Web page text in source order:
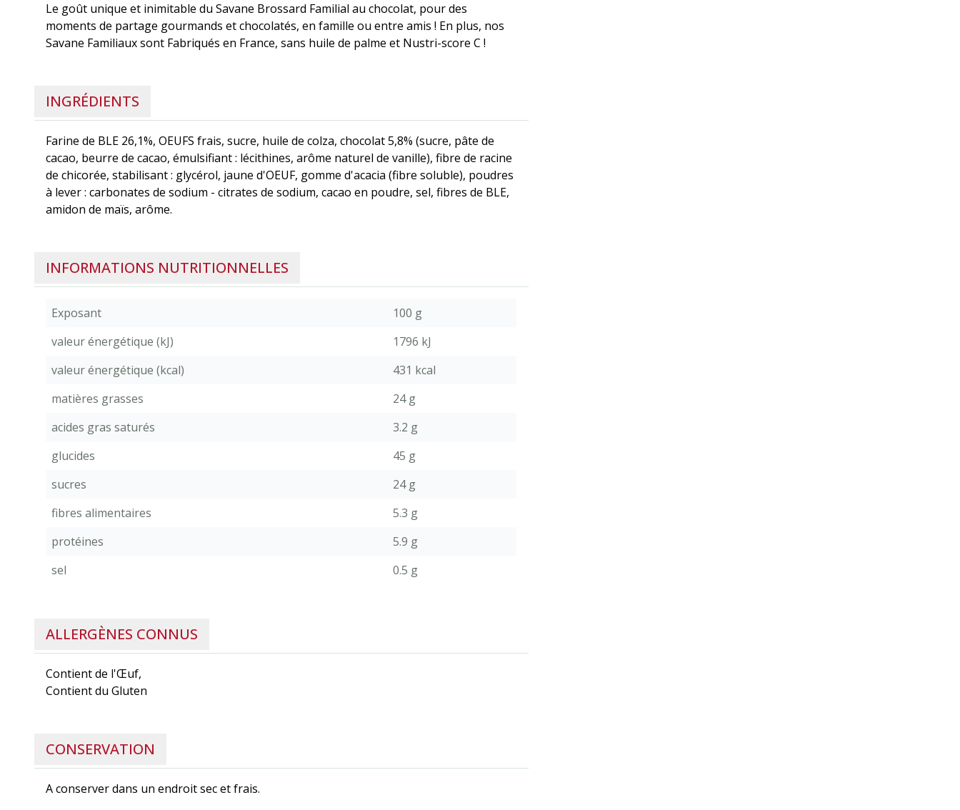
Le goût unique et inimitable du Savane Brossard Familial au chocolat, pour des
moments de partage gourmands et chocolatés, en famille ou entre amis ! En plus, nos
Savane Familiaux sont Fabriqués en France, sans huile de palme et Nustri-score C !
INGRÉDIENTS
Farine de BLE 26,1%, OEUFS frais, sucre, huile de colza, chocolat 5,8% (sucre, pâte de
cacao, beurre de cacao, émulsifiant : lécithines, arôme naturel de vanille), fibre de racine
de chicorée, stabilisant : glycérol, jaune d'OEUF, gomme d'acacia (fibre soluble), poudres
à lever : carbonates de sodium - citrates de sodium, cacao en poudre, sel, fibres de BLE,
amidon de maïs, arôme.
INFORMATIONS NUTRITIONNELLES
Exposant
100 g
valeur énergétique (kJ)
1796 kJ
valeur énergétique (kcal)
431 kcal
matières grasses
24 g
acides gras saturés
3.2 g
glucides
45 g
sucres
24 g
fibres alimentaires
5.3 g
protéines
5.9 g
sel
0.5 g
ALLERGÈNES CONNUS
Contient de l'Œuf,
Contient du Gluten
CONSERVATION
A conserver dans un endroit sec et frais.